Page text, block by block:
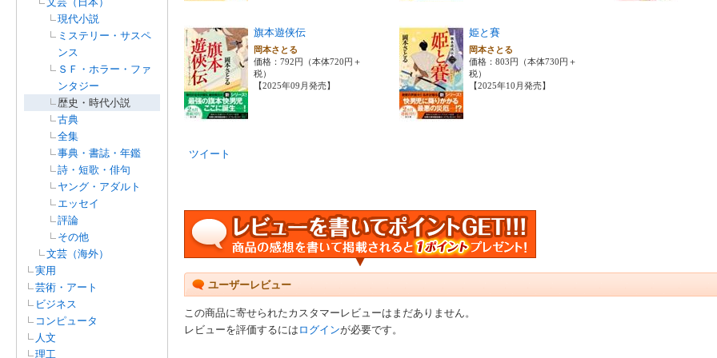
現代小説
ミステリー・サスペ
ンス
ＳＦ・ホラー・ファ
ンタジー
歴史・時代小説
古典
全集
事典・書誌・年鑑
詩・短歌・俳句
ヤング・アダルト
エッセイ
評論
その他
文芸（海外）
実用
芸術・アート
ビジネス
コンピュータ
人文
理工
旗本遊侠伝
岡本さとる
価格：792円（本体720円＋
税）
【2025年09月発売】
姫と賽
岡本さとる
価格：803円（本体730円＋
税）
【2025年10月発売】
ツイート
ユーザーレビュー
この商品に寄せられたカスタマーレビューはまだありません。
レビューを評価するには ログインが必要です。